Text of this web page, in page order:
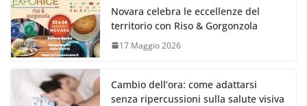
Novara celebra le eccellenze del
territorio con Riso & Gorgonzola
17 Maggio 2026
Cambio dell’ora: come adattarsi
senza ripercussioni sulla salute visiva